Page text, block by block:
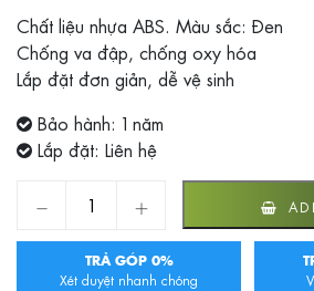
Chất liệu nhựa ABS. Màu sắc: Đen
Chống va đập, chống oxy hóa
Lắp đặt đơn giản, dễ vệ sinh
Bảo hành: 1 năm
Lắp đặt: Liên hệ
Hộp giấy vệ sinh cỡ lớn MKG-E1008-
TRẢ GÓP 0%
Xét duyệt nhanh chóng